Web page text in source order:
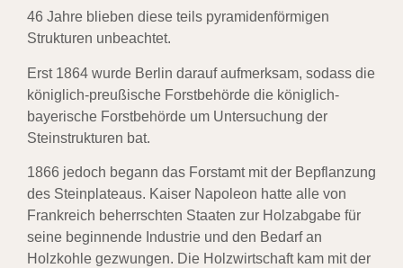
46 Jahre blieben diese teils pyramidenförmigen
Strukturen unbeachtet.
Erst 1864 wurde Berlin darauf aufmerksam, sodass die
königlich-preußische Forstbehörde die königlich-
bayerische Forstbehörde um Untersuchung der
Steinstrukturen bat.
1866 jedoch begann das Forstamt mit der Bepflanzung
des Steinplateaus. Kaiser Napoleon hatte alle von
Frankreich beherrschten Staaten zur Holzabgabe für
seine beginnende Industrie und den Bedarf an
Holzkohle gezwungen. Die Holzwirtschaft kam mit der